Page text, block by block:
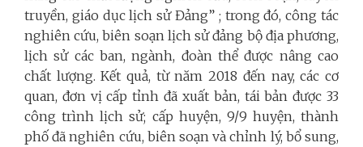
truyền, giáo dục lịch sử Đảng” ; trong đó, công tác
nghiên cứu, biên soạn lịch sử đảng bộ địa phương,
lịch sử các ban, ngành, đoàn thể được nâng cao
chất lượng. Kết quả, từ năm 2018 đến nay, các cơ
quan, đơn vị cấp tỉnh đã xuất bản, tái bản được 33
công trình lịch sử; cấp huyện, 9/9 huyện, thành
phố đã nghiên cứu, biên soạn và chỉnh lý, bổ sung,